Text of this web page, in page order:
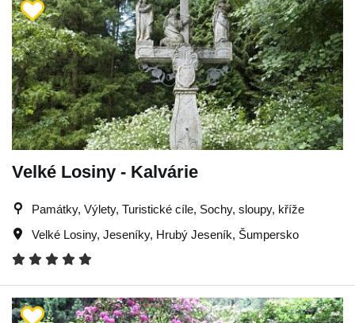
Velké Losiny - Kalvárie
Památky, Výlety, Turistické cíle, Sochy, sloupy, kříže
Velké Losiny, Jeseníky, Hrubý Jeseník, Šumpersko